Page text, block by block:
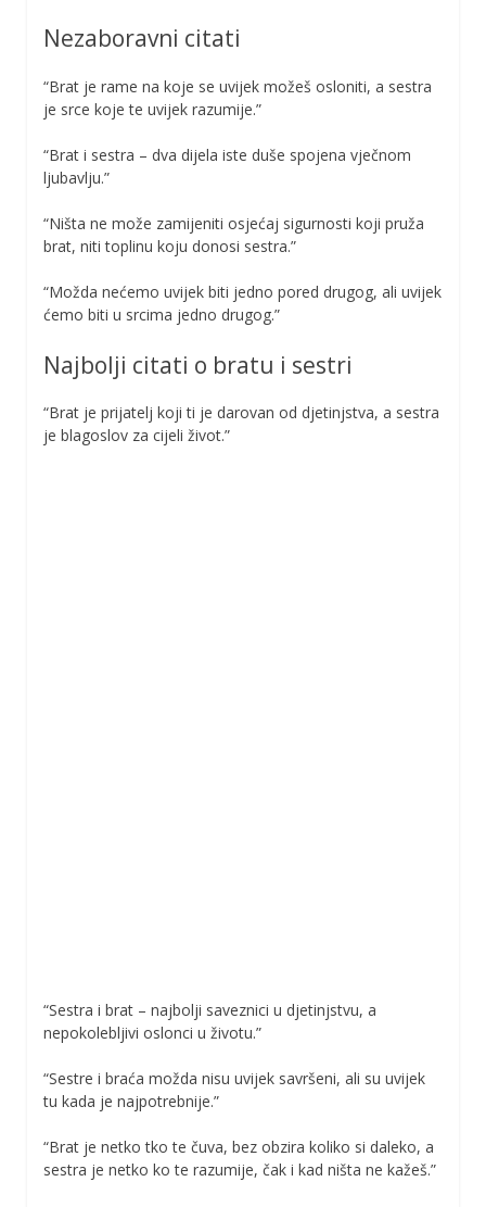
Nezaboravni citati
“Brat je rame na koje se uvijek možeš osloniti, a sestra
je srce koje te uvijek razumije.”
“Brat i sestra – dva dijela iste duše spojena vječnom
ljubavlju.”
“Ništa ne može zamijeniti osjećaj sigurnosti koji pruža
brat, niti toplinu koju donosi sestra.”
“Možda nećemo uvijek biti jedno pored drugog, ali uvijek
ćemo biti u srcima jedno drugog.”
Najbolji citati o bratu i sestri
“Brat je prijatelj koji ti je darovan od djetinjstva, a sestra
je blagoslov za cijeli život.”
“Sestra i brat – najbolji saveznici u djetinjstvu, a
nepokolebljivi oslonci u životu.”
“Sestre i braća možda nisu uvijek savršeni, ali su uvijek
tu kada je najpotrebnije.”
“Brat je netko tko te čuva, bez obzira koliko si daleko, a
sestra je netko ko te razumije, čak i kad ništa ne kažeš.”